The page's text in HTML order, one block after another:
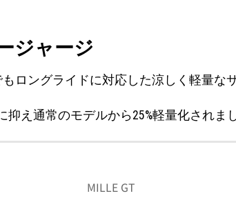
ジャージ
ロングライドに対応した涼しく軽量な
え通常のモデルから25%軽量化されまし
MILLE GT